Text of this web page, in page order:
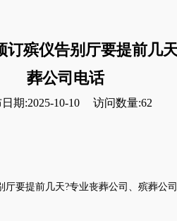
订殡仪告别厅要提前几
葬公司电话
期:2025-10-10 访问数量:62
厅要提前几天?专业丧葬公司 殡葬公